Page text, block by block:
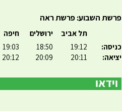
פרשת השבוע: פרשת ראה
כניסה:
יציאה:
תל אביב
19:12
20:11
ירושלים
18:50
20:09
חיפה
19:03
20:12